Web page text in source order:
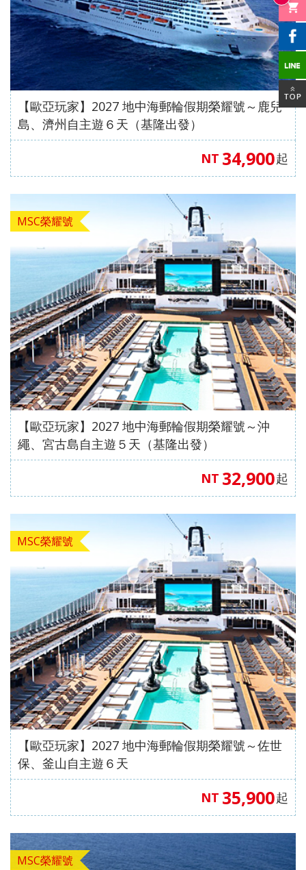
【歐亞玩家】2027 地中海郵輪假期榮耀號～鹿兒
島、濟州自主遊６天（基隆出發）
NT 34,900起
MSC榮耀號
【歐亞玩家】2027 地中海郵輪假期榮耀號～沖
繩、宮古島自主遊５天（基隆出發）
NT 32,900起
MSC榮耀號
【歐亞玩家】2027 地中海郵輪假期榮耀號～佐世
保、釜山自主遊６天
NT 35,900起
MSC榮耀號